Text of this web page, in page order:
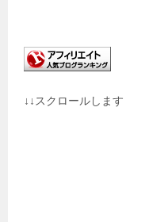
↓↓スクロールします